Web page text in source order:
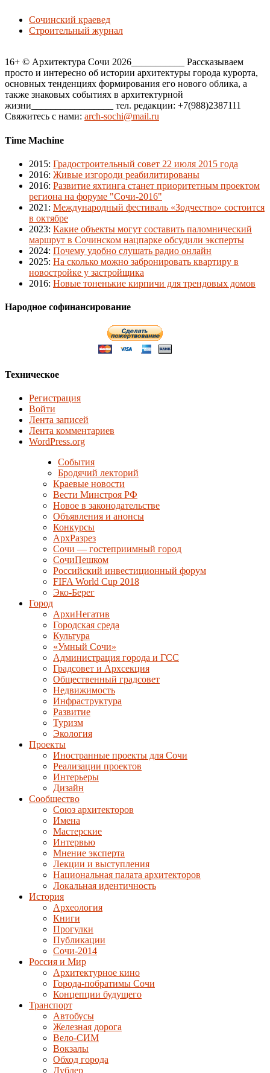
Сочинский краевед
Строительный журнал
16+ © Архитектура Сочи 2026___________ Рассказываем
просто и интересно об истории архитектуры города курорта,
основных тенденциях формирования его нового облика, а
также знаковых событиях в архитектурной
жизни_________________ тел. редакции: +7(988)2387111
Свяжитесь с нами: arch-sochi@mail.ru
Time Machine
2015: Градостроительный совет 22 июля 2015 года
2016: Живые изгороди реабилитированы
2016: Развитие яхтинга станет приоритетным проектом
региона на форуме "Сочи-2016"
2021 : Международный фестиваль «Зодчество» состоится
в октябре
2023: Какие объекты могут составить паломнический
маршрут в Сочинском нацпарке обсудили эксперты
2024: Почему удобно слушать радио онлайн
2025: На сколько можно забронировать квартиру в
новостройке у застройщика
2016: Новые тоненькие кирпичи для трендовых домов
Народное софинансирование
Техническое
Регистрация
Войти
Лента записей
Лента комментариев
WordPress.org
События
Бродячий лекторий
Краевые новости
Вести Минстроя РФ
Новое в законодательстве
Объявления и анонсы
Конкурсы
АрхРазрез
Сочи — гостеприимный город
СочиПешком
Российский инвестиционный форум
FIFA World Cup 2018
Эко-Берег
Город
АрхиНегатив
Городская среда
Культура
«Умный Сочи»
Администрация города и ГСС
Градсовет и Архсекция
Общественный градсовет
Недвижимость
Инфраструктура
Развитие
Туризм
Экология
Проекты
Иностранные проекты для Сочи
Реализации проектов
Интерьеры
Дизайн
Сообщество
Союз архитекторов
Имена
Мастерские
Интервью
Мнение эксперта
Лекции и выступления
Национальная палата архитекторов
Локальная идентичность
История
Археология
Книги
Прогулки
Публикации
Сочи-2014
Россия и Мир
Архитектурное кино
Города-побратимы Сочи
Концепции будущего
Транспорт
Автобусы
Железная дорога
Вело-СИМ
Вокзалы
Обход города
Дублер